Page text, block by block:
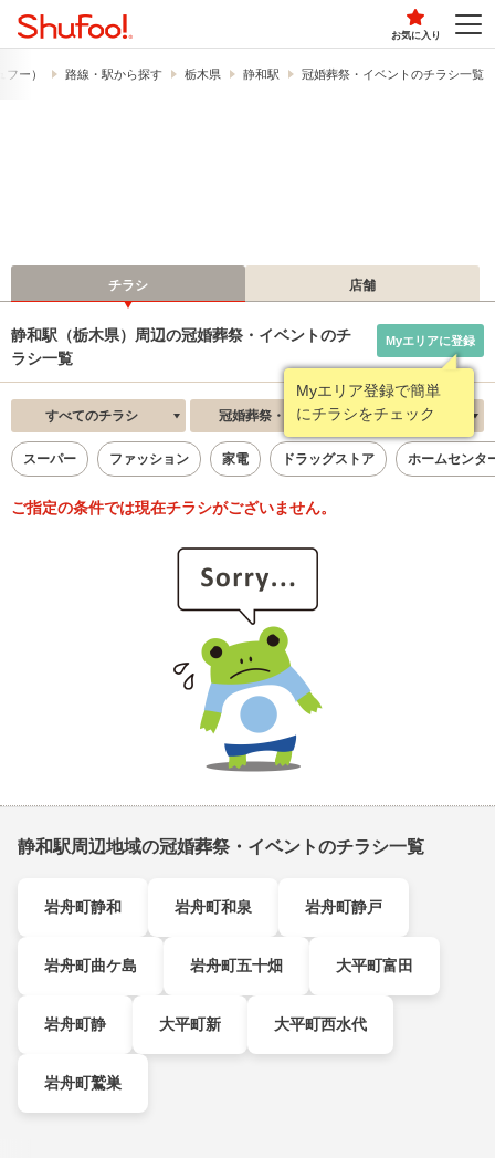
お気に入り
ー） 路線・駅から探す 栃木県 静和駅 冠婚葬祭・イベントのチラシ一覧
チラシ 店舗
静和駅（栃木県）周辺の冠婚葬祭・イベントのチ
ラシ一覧
Myエリア登録で簡単
にチラシをチェック
Myエリアに登録
すべてのチラシ 冠婚葬祭・イベント 新着順
スーパー ファッション 家電 ドラッグストア ホームセンタ
ご指定の条件では現在チラシがございません。
静和駅周辺地域の冠婚葬祭・イベントのチラシ一覧
岩舟町静和 岩舟町和泉 岩舟町静戸
岩舟町曲ケ島 岩舟町五十畑 大平町富田
岩舟町静 大平町新 大平町西水代
岩舟町鷲巣